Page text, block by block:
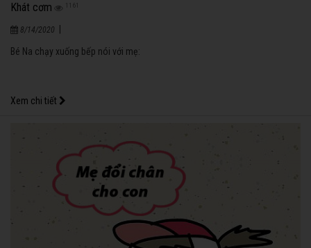
Khát cơm 1161
8/14/2020
Bé Na chạy xuống bếp nói với mẹ:
Xem chi tiết